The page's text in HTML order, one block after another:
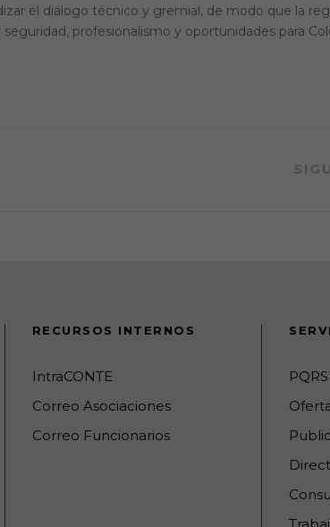
el diálogo técnico y gremial, de modo que la
profesionalismo y oportunidades para
RECURSOS INTERNOS
IntraCONTE
Correo Asociaciones
Correo Funcionarios